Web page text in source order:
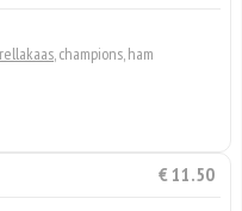
, champions, ham
€ 11.50